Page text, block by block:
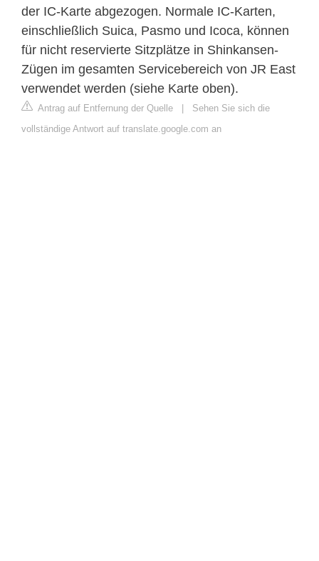
der IC-Karte abgezogen. Normale IC-Karten,
einschließlich Suica, Pasmo und Icoca, können
für nicht reservierte Sitzplätze in Shinkansen-
Zügen im gesamten Servicebereich von JR East
verwendet werden (siehe Karte oben).
Antrag auf Entfernung der Quelle | Sehen Sie sich die
vollständige Antwort auf translate.google.com an